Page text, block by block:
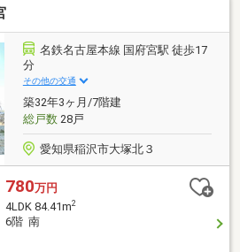
有)▼2024年7月室内リフォーム済【貼
洋室カーペット、畳表替 等【施工】
・廊下)▼周辺環境・ファミリーマ
三丁目店 徒歩4分(約270m)■ ご希望の
手伝いします ━━━━━・・・物件の
気軽にお問い合わせください。
名鉄名古屋本線 国府宮駅 徒歩17
分
その他の交通
築32年3ヶ月/7階建
総戸数28戸
愛知県稲沢市大塚北３
780万円
4LDK 84.41m2
6階 南